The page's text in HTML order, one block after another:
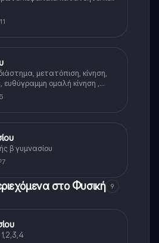
μετατόπιση, κίνηση,
ομαλή κίνηση ,
ομαλή κίνηση, γραφικές
ΕΟΚ
β γυμνασίου
7
στο Φυσική 9